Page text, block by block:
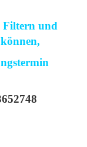
Filtern und